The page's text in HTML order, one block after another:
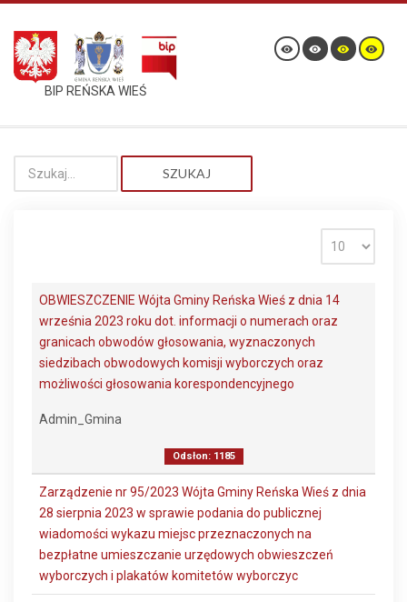
BIP REŃSKA WIEŚ
SZUKAJ
OBWIESZCZENIE Wójta Gminy Reńska Wieś z dnia 14
września 2023 roku dot. informacji o numerach oraz
granicach obwodów głosowania, wyznaczonych
siedzibach obwodowych komisji wyborczych oraz
możliwości głosowania korespondencyjnego
Admin_Gmina
Odsłon: 1185
Zarządzenie nr 95/2023 Wójta Gminy Reńska Wieś z dnia
28 sierpnia 2023 w sprawie podania do publicznej
wiadomości wykazu miejsc przeznaczonych na
bezpłatne umieszczanie urzędowych obwieszczeń
wyborczych i plakatów komitetów wyborczyc